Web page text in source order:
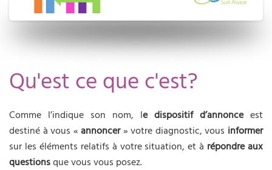
Qu'est ce que c'est?
Comme l’indique son nom, le dispositif d’annonceest
destiné à vous «annoncer» votre diagnostic, vous informer
sur les éléments relatifs à votre situation, et à répondre aux
questionsque vous vous posez.